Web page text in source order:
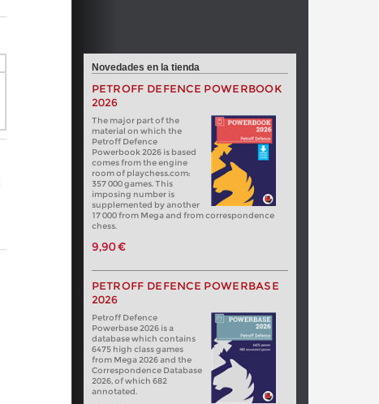
Novedades en la tienda
PETROFF DEFENCE POWERBOOK
2026
The major part of the
material on which the
Petroff Defence
Powerbook 2026 is based
comes from the engine
room of playchess.com:
357 000 games. This
imposing number is
supplemented by another
17 000 from Mega and from correspondence
chess.
9,90 €
PETROFF DEFENCE POWERBASE
2026
Petroff Defence
Powerbase 2026 is a
database which contains
6475 high class games
from Mega 2026 and the
Correspondence Database
2026, of which 682
annotated.